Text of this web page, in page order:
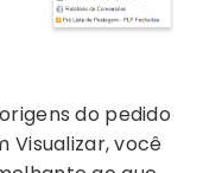
do pedido
Visualizar, você